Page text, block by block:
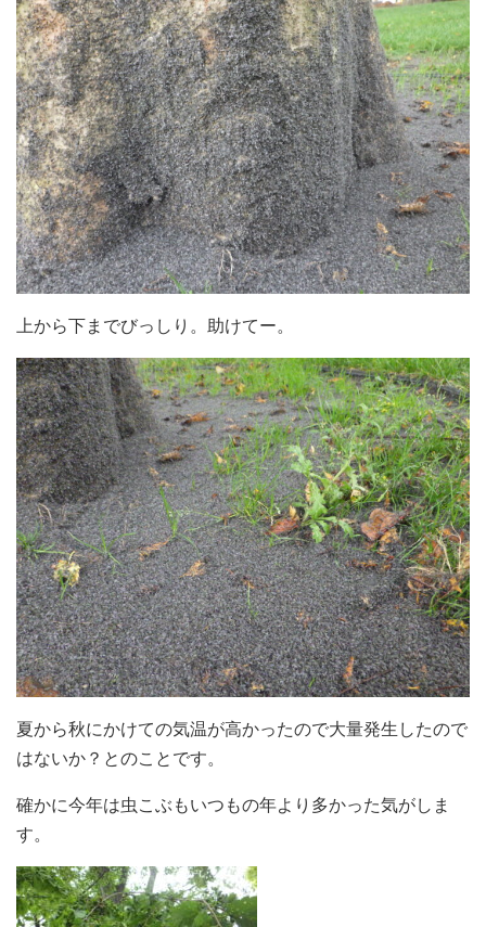
上から下までびっしり。助けてー。
夏から秋にかけての気温が高かったので大量発生したので
はないか？とのことです。
確かに今年は虫こぶもいつもの年より多かった気がしま
す。